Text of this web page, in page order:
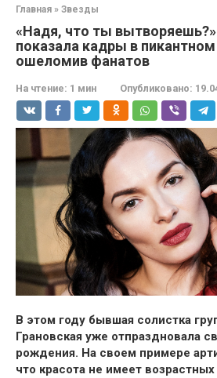
Главная » Звезды
«Надя, что ты
показала кадры в
ошеломив фанатов
На чтение: 1 мин Опубликовано:
В этом году бывшая солистка
Грановская уже отпраздновала
рождения. На своем примере
что красота не имеет